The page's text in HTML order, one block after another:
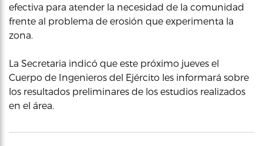
efectiva para atender la necesidad de la comunidad
frente al problema de erosión que experimenta la
zona.
La Secretaria indicó que este próximo jueves el
Cuerpo de Ingenieros del Ejército les informará sobre
los resultados preliminares de los estudios realizados
en el área.